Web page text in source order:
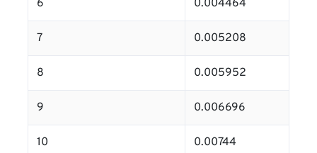
6 0.004464
7 0.005208
8 0.005952
9 0.006696
10 0.00744